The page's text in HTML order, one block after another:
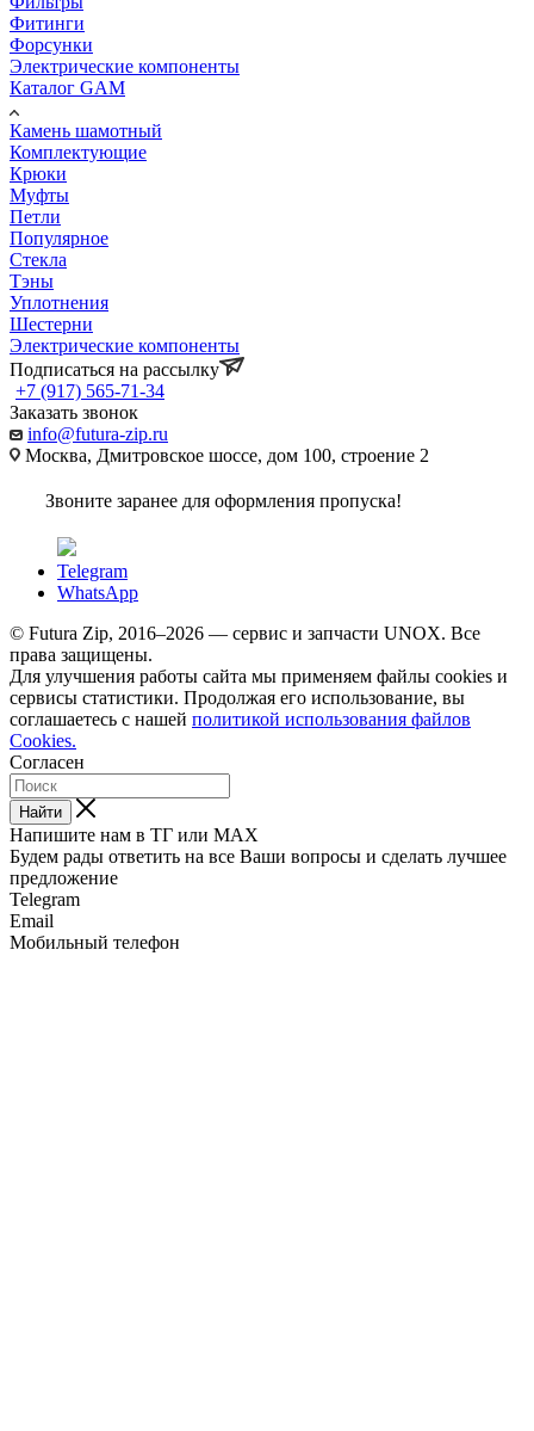
Фитинги
Форсунки
Электрические компоненты
Каталог GAM
Камень шамотный
Комплектующие
Крюки
Муфты
Петли
Популярное
Стекла
Тэны
Уплотнения
Шестерни
Электрические компоненты
Подписаться на рассылку
+7 (917) 565-71-34
Заказать звонок
info@futura-zip.ru
Москва, Дмитровское шоссе, дом 100, строение 2
Звоните заранее для оформления пропуска!
Telegram
WhatsApp
© Futura Zip, 2016–2026 — сервис и запчасти UNOX. Все
права защищены.
Для улучшения работы сайта мы применяем файлы cookies и
сервисы статистики. Продолжая его использование, вы
соглашаетесь с нашей политикой использования файлов
Cookies.
Согласен
Найти
Напишите нам в ТГ или MAX
Будем рады ответить на все Ваши вопросы и сделать лучшее
предложение
Telegram
Email
Мобильный телефон